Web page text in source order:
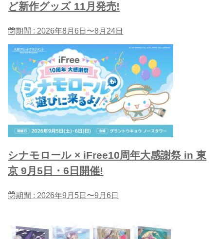
ど新作グッズ 11月発売!
期間 : 2026年8月6日〜8月24日
シナモロール × iFree10周年大感謝祭 in 東
京 9月5日・6日開催!
期間 : 2026年9月5日〜9月6日